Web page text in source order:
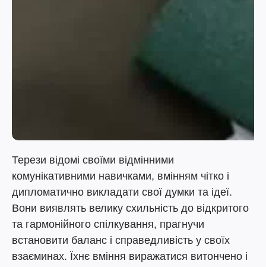
Терези відомі своїми відмінними
комунікативними навичками, вмінням чітко і
дипломатично викладати свої думки та ідеї.
Вони виявлять велику схильність до відкритого
та гармонійного спілкування, прагнучи
встановити баланс і справедливість у своїх
взаєминах. Їхнє вміння виражатися витончено і